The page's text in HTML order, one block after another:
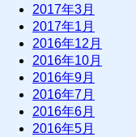
2017年3月
2017年1月
2016年12月
2016年10月
2016年9月
2016年7月
2016年6月
2016年5月